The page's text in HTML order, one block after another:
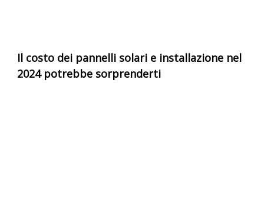
Il costo dei pannelli solari e installazione nel
2024 potrebbe sorprenderti